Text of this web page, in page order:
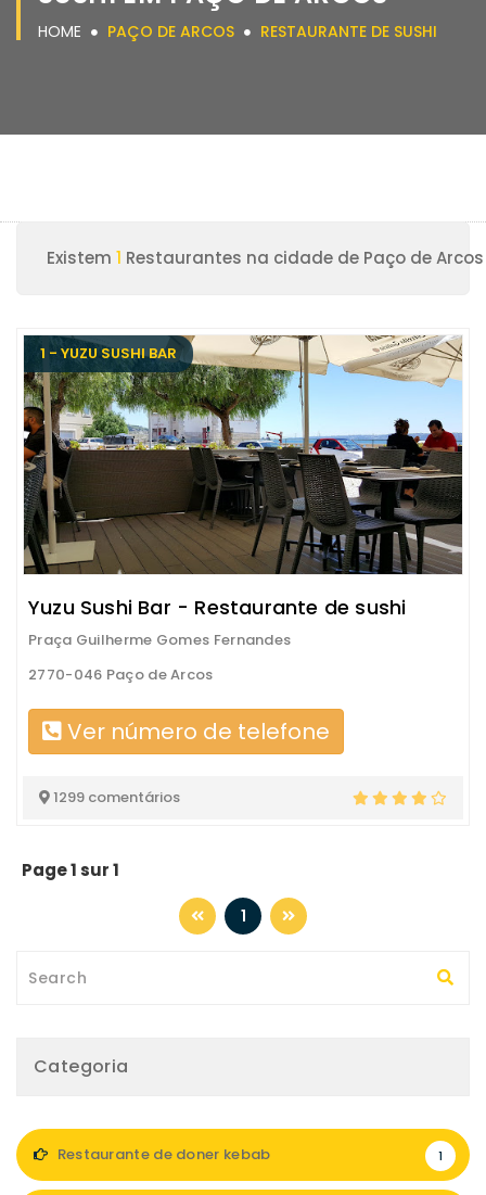
HOME PAÇO DE ARCOS RESTAURANTE DE SUSHI
Existem 1 Restaurantes na cidade de Paço de Arcos
1 - YUZU SUSHI BAR
Yuzu Sushi Bar - Restaurante de sushi
Praça Guilherme Gomes Fernandes
2770-046 Paço de Arcos
Ver número de telefone
1299 comentários
Page 1 sur 1
1
Categoria
Restaurante de doner kebab 1